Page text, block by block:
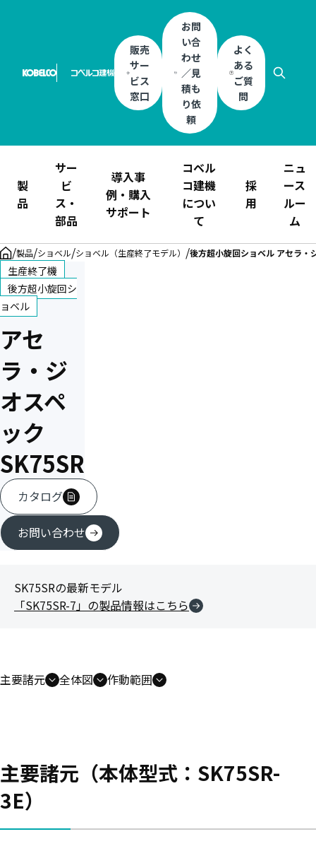
販売
サー
ビス
窓口
お問
い合
わせ
／見
積も
り依
頼
よく
ある
ご質
問
製
品
サー
ビ
ス・
部品
導入事
例・購入
サポート
コベル
コ建機
につい
て
採
用
ニュ
ース
ルー
ム
/製品/ショベル/ショベル（生産終了モデル） /後方超小旋回ショベル アセラ・
生産終了機
後方超小旋回シ
ョベル
アセ
ラ・ジ
オスペ
ック
SK75SR
カタログ
お問い合わせ
SK75SRの最新モデル
「SK75SR-7」の製品情報はこちら
主要諸元 全体図 作動範囲
主要諸元（本体型式：SK75SR-
3E）